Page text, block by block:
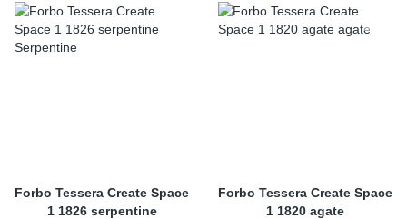
Forbo Tessera Create Space
1 1826 serpentine
Forbo Tessera Create Space
1 1820 agate